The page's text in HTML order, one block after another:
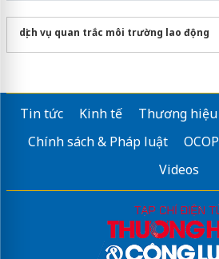
dịch vụ quan trắc môi trường lao động
Tin tức Kinh tế Thương hiệu
Chính sách & Pháp luật
OCOP
Videos